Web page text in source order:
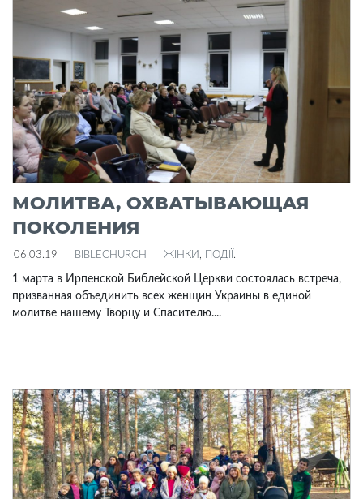
МОЛИТВА, ОХВАТЫВАЮЩАЯ
ПОКОЛЕНИЯ
06.03.19 BIBLECHURCH ЖІНКИ , ПОДІЇ .
1 марта в Ирпенской Библейской Церкви состоялась встреча,
призванная объединить всех женщин Украины в единой
молитве нашему Творцу и Спасителю....